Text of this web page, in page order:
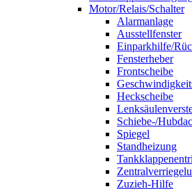
Motor/Relais/Schalter
Alarmanlage
Ausstellfenster
Einparkhilfe/
Fensterheber
Frontscheibe
Heckscheibe
Schiebe-/
Spiegel
Standheizung
Zuzieh-Hilfe